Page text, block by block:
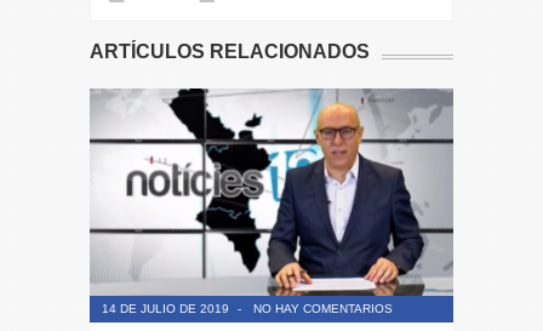
ARTÍCULOS RELACIONADOS
14 DE JULIO DE 2019 - NO HAY COMENTARIOS